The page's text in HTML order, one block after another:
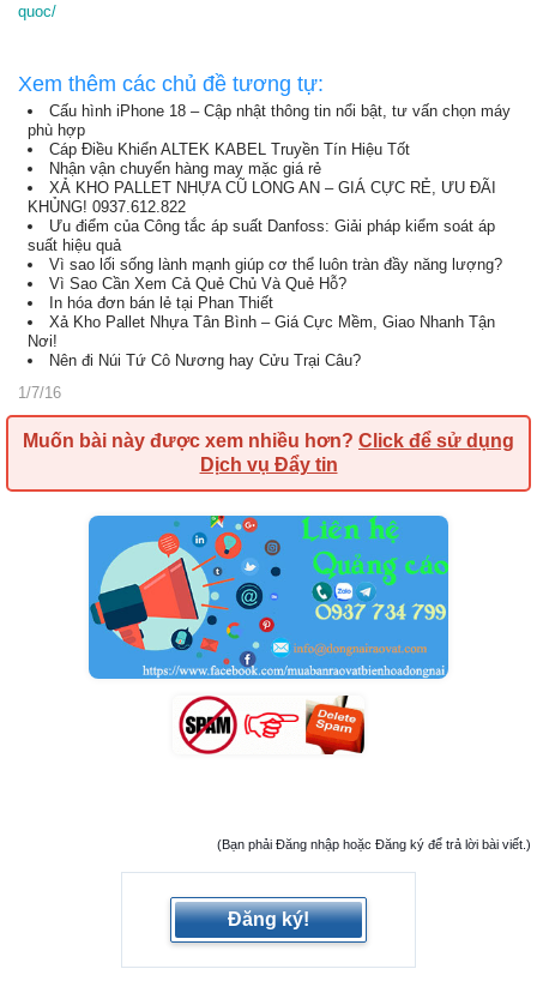
quoc/
Xem thêm các chủ đề tương tự:
Cấu hình iPhone 18 – Cập nhật thông tin nổi bật, tư vấn chọn máy
phù hợp
Cáp Điều Khiển ALTEK KABEL Truyền Tín Hiệu Tốt
Nhận vận chuyển hàng may mặc giá rẻ
XẢ KHO PALLET NHỰA CŨ LONG AN – GIÁ CỰC RẺ, ƯU ĐÃI
KHỦNG! 0937.612.822
Ưu điểm của Công tắc áp suất Danfoss: Giải pháp kiểm soát áp
suất hiệu quả
Vì sao lối sống lành mạnh giúp cơ thể luôn tràn đầy năng lượng?
Vì Sao Cần Xem Cả Quẻ Chủ Và Quẻ Hỗ?
In hóa đơn bán lẻ tại Phan Thiết
Xả Kho Pallet Nhựa Tân Bình – Giá Cực Mềm, Giao Nhanh Tận
Nơi!
Nên đi Núi Tứ Cô Nương hay Cửu Trại Câu?
1/7/16
Muốn bài này được xem nhiều hơn? Click để sử dụng
Dịch vụ Đẩy tin
(Bạn phải Đăng nhập hoặc Đăng ký để trả lời bài viết.)
Đăng ký!